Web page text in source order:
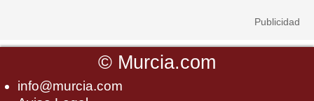
© Murcia.com
info@murcia.com